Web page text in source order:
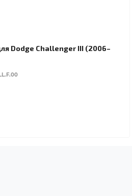
Dodge Challenger III (2006–